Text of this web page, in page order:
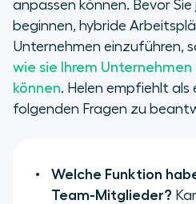
anpassen können. Bevor
beginnen, hybride
Unternehmen einzuführen,
wie sie Ihrem
können. Helen empfiehlt als
folgenden Fragen zu
Welche Funktion
Team-Mitglieder?